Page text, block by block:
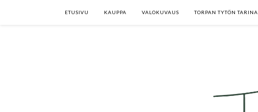
ETUSIVU KAUPPA VALOKUVAUS TORPAN TYTÖN TARINA